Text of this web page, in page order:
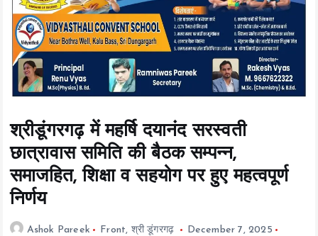
श्रीडूंगरगढ़ में महर्षि दयानंद सरस्वती
छात्रावास समिति की बैठक सम्पन्न,
समाजहित, शिक्षा व सहयोग पर हुए महत्वपूर्ण
निर्णय
Ashok Pareek Front, श्री डूंगरगढ़
December 7, 2025